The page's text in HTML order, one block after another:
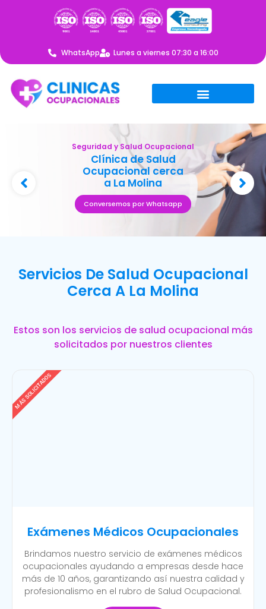
WhatsApp Lunes a viernes 07:30 a 16:00
Seguridad y Salud Ocupacional
Clínica de Salud
Ocupacional cerca
a La Molina
Conversemos por Whatsapp
Servicios De Salud Ocupacional
Cerca A La Molina
Estos son los servicios de salud ocupacional más
solicitados por nuestros clientes
Exámenes Médicos Ocupacionales
Brindamos nuestro servicio de exámenes médicos
ocupacionales ayudando a empresas desde hace
más de 10 años, garantizando así nuestra calidad y
profesionalismo en el rubro de Salud Ocupacional.
MÁS SOLICITADOS